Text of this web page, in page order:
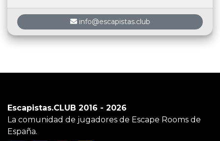
info@escapistas.club
Escapistas.CLUB 2016 - 2026
La comunidad de jugadores de Escape Rooms de
España.